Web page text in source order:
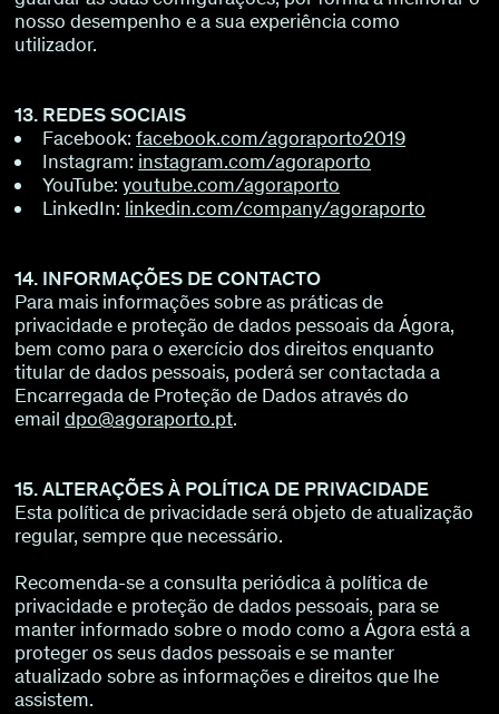
nosso desempenho e a sua experiência como
utilizador.
13. REDES SOCIAIS
Facebook:facebook.com/agoraporto2019
Instagram: instagram.com/agoraporto
YouTube:youtube.com/agoraporto
LinkedIn: linkedin.com/company/agoraporto
14. INFORMAÇÕES DE CONTACTO
Para mais informações sobre as práticas de
privacidade e proteção de dados pessoais da Ágora,
bem como para o exercício dos direitos enquanto
titular de dados pessoais, poderá ser contactada a
Encarregada de Proteção de Dados através do
emaildpo@agoraporto.pt.
15. ALTERAÇÕES À POLÍTICA DE PRIVACIDADE
Esta política de privacidade será objeto de atualização
regular, sempre que necessário.
Recomenda-se a consulta periódica à política de
privacidade e proteção de dados pessoais, para se
manter informado sobre o modo como a Ágora está a
proteger os seus dados pessoais e se manter
atualizado sobre as informações e direitos que lhe
assistem.